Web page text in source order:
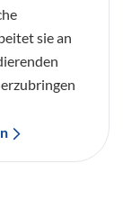
sie an